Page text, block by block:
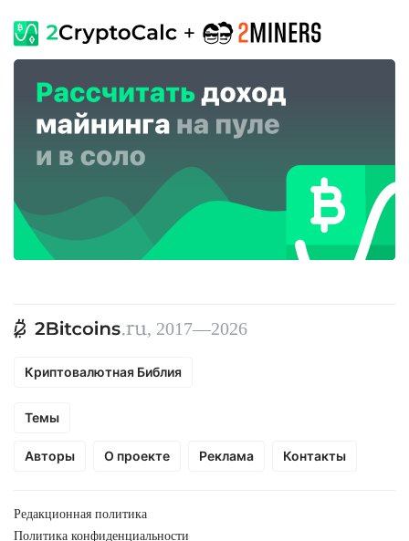
, 2017—2026
Криптовалютная Библия
Темы
Авторы О проекте Реклама Контакты
Редакционная политика
Политика конфиденциальности